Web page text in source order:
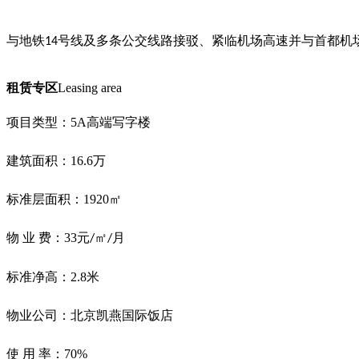
与地铁14号线及多条公交线路接驳、紧临机场高速并与首都机
租赁专区Leasing area
项目类型： 5A高端写字楼
建筑面积：16.6万
标准层面积：1920㎡
物 业 费：33元/㎡/月
标准净高：2.8米
物业公司：北京凯燕国际饭店
使 用 率：70%